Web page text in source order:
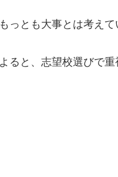
っとも大事とは考えて
ると、志望校選びで重